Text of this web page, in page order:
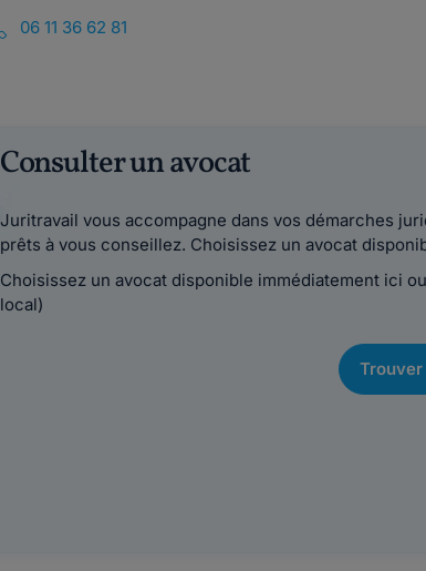
06 11 36 62 81
Consulter un avocat
Juritravail vous accompagne dans vos démarches
prêts à vous conseillez. Choisissez un avocat
Choisissez un avocat disponible immédiatement ici
local)